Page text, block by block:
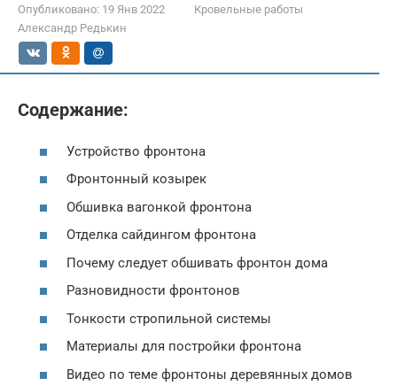
Опубликовано: 19 Янв 2022
Кровельные работы
Александр Редькин
Содержание:
Устройство фронтона
Фронтонный козырек
Обшивка вагонкой фронтона
Отделка сайдингом фронтона
Почему следует обшивать фронтон дома
Разновидности фронтонов
Тонкости стропильной системы
Материалы для постройки фронтона
Видео по теме фронтоны деревянных домов